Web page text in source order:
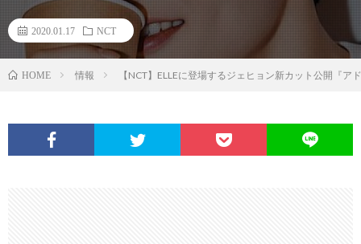
2020.01.17 NCT
HOME 情報 【NCT】ELLEに登場するジェヒョン新カット公開『